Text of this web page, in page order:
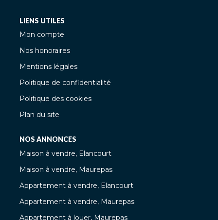
LIENS UTILES
Mon compte
Nos honoraires
Mentions légales
Politique de confidentialité
Politique des cookies
Plan du site
NOS ANNONCES
Maison à vendre, Elancourt
Maison à vendre, Maurepas
Appartement à vendre, Elancourt
Appartement à vendre, Maurepas
Appartement à louer, Maurepas